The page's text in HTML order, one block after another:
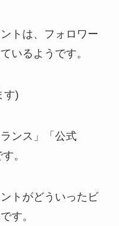
トは、フォロワー
いるようです。
す)
ンス」「公式
。
トがどういったビ
す。